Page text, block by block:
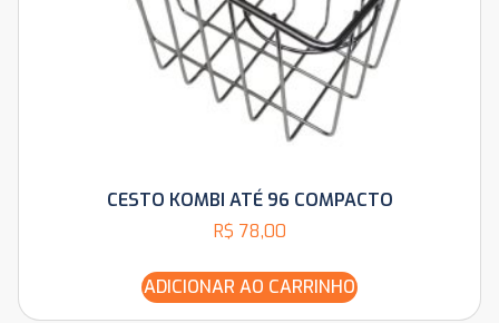
CESTO KOMBI ATÉ 96 COMPACTO
R$ 78,00
ADICIONAR AO CARRINHO